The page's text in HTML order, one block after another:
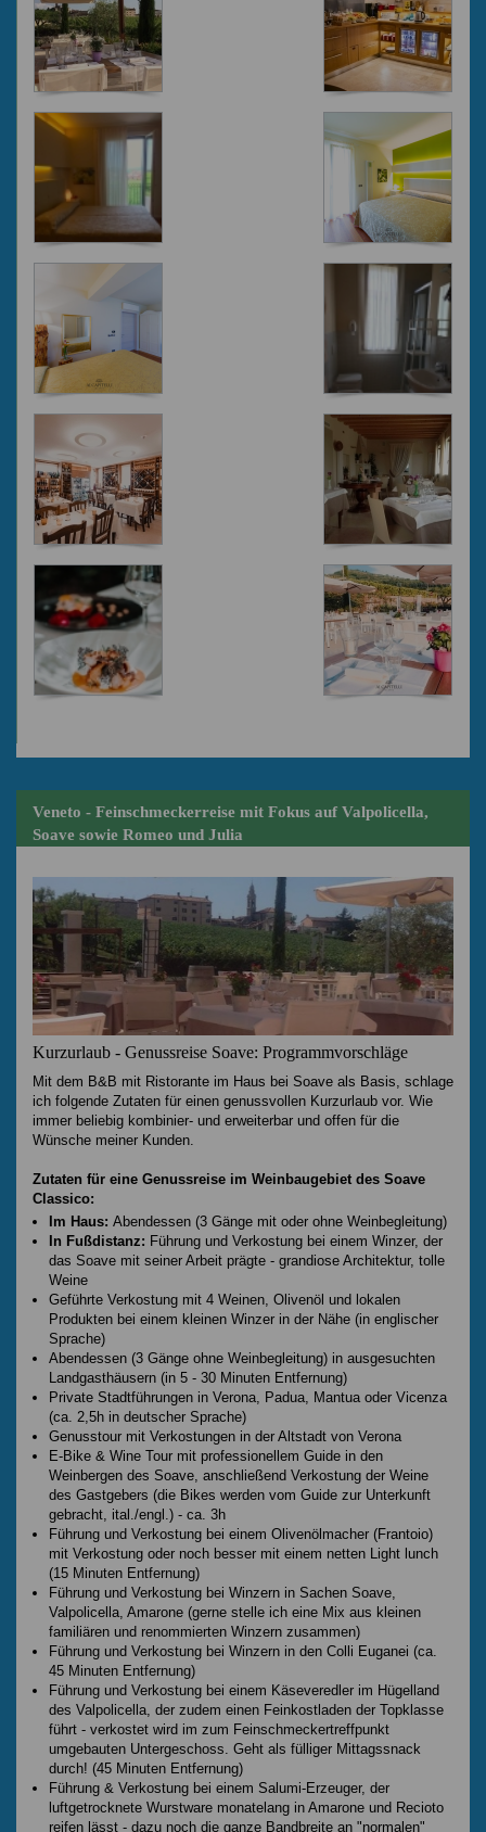
Veneto - Feinschmeckerreise mit Fokus auf Valpolicella,
Soave sowie Romeo und Julia
Kurzurlaub - Genussreise Soave: Programmvorschläge
Mit dem B&B mit Ristorante im Haus bei Soave als Basis, schlage
ich folgende Zutaten für einen genussvollen Kurzurlaub vor. Wie
immer beliebig kombinier- und erweiterbar und offen für die
Wünsche meiner Kunden.
Zutaten für eine Genussreise im Weinbaugebiet des Soave
Classico:
Im Haus: Abendessen (3 Gänge mit oder ohne Weinbegleitung)
In Fußdistanz: Führung und Verkostung bei einem Winzer, der
das Soave mit seiner Arbeit prägte - grandiose Architektur, tolle
Weine
Geführte Verkostung mit 4 Weinen, Olivenöl und lokalen
Produkten bei einem kleinen Winzer in der Nähe (in englischer
Sprache)
Abendessen (3 Gänge ohne Weinbegleitung) in ausgesuchten
Landgasthäusern (in 5 - 30 Minuten Entfernung)
Private Stadtführungen in Verona, Padua, Mantua oder Vicenza
(ca. 2,5h in deutscher Sprache)
Genusstour mit Verkostungen in der Altstadt von Verona
E-Bike & Wine Tour mit professionellem Guide in den
Weinbergen des Soave, anschließend Verkostung der Weine
des Gastgebers (die Bikes werden vom Guide zur Unterkunft
gebracht, ital./engl.) - ca. 3h
Führung und Verkostung bei einem Olivenölmacher (Frantoio)
mit Verkostung oder noch besser mit einem netten Light lunch
(15 Minuten Entfernung)
Führung und Verkostung bei Winzern in Sachen Soave,
Valpolicella, Amarone (gerne stelle ich eine Mix aus kleinen
familiären und renommierten Winzern zusammen)
Führung und Verkostung bei Winzern in den Colli Euganei (ca.
45 Minuten Entfernung)
Führung und Verkostung bei einem Käseveredler im Hügelland
des Valpolicella, der zudem einen Feinkostladen der Topklasse
führt - verkostet wird im zum Feinschmeckertreffpunkt
umgebauten Untergeschoss. Geht als fülliger Mittagssnack
durch! (45 Minuten Entfernung)
Führung & Verkostung bei einem Salumi-Erzeuger, der
luftgetrocknete Wurstware monatelang in Amarone und Recioto
reifen lässt - dazu noch die ganze Bandbreite an "normalen"